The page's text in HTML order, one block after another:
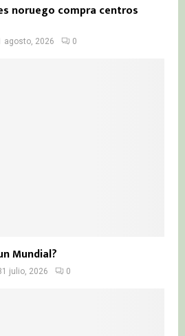
noruego compra centros
agosto, 2026 0
Mundial?
julio, 2026 0